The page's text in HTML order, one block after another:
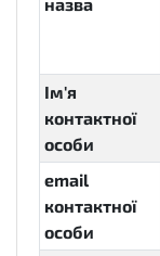
Ім'я
контактної
особи
email
контактної
особи